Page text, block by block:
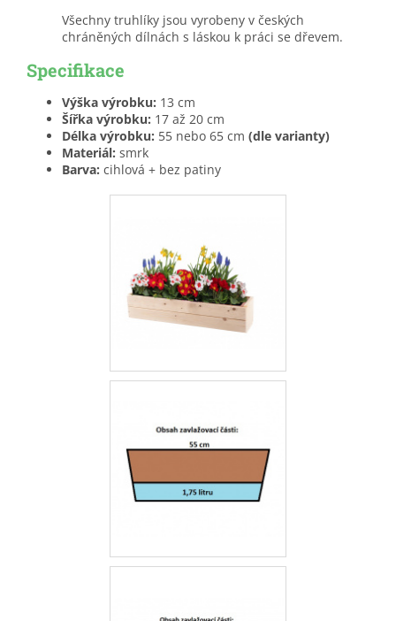
Všechny truhlíky jsou vyrobeny v českých
chráněných dílnách s láskou k práci se dřevem.
Specifikace
Výška výrobku: 13 cm
Šířka výrobku: 17 až 20 cm
Délka výrobku: 55 nebo 65 cm (dle varianty)
Materiál: smrk
Barva: cihlová + bez patiny